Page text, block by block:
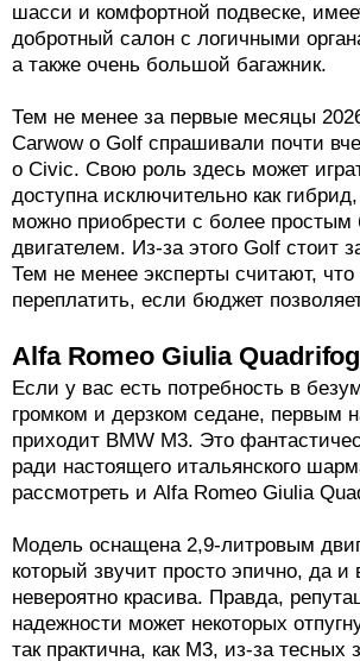
шасси и комфортной подвеске,
добротный салон с логичными
а также очень большой багажник.
Тем не менее за первые месяцы
Carwow о Golf спрашивали почти
о Civic. Свою роль здесь может
доступна исключительно как гибрид,
можно приобрести с более простым
двигателем. Из-за этого Golf стоит
Тем не менее эксперты считают, что
переплатить, если бюджет
Alfa Romeo Giulia
Если у вас есть потребность в
громком и дерзком седане, первым
приходит BMW M3. Это
ради настоящего итальянского
рассмотреть и Alfa Romeo Giulia
Модель оснащена 2,9-литровым
который звучит просто эпично, да
невероятно красива. Правда,
надежности может некоторых
так практична, как M3, из-за тесных